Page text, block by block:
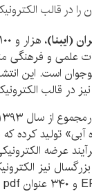
را در قالب
(ایبنا)
است. این
آبی» تولید کرده
در فرآیند عرضه
کتاب بزرگسال نیز